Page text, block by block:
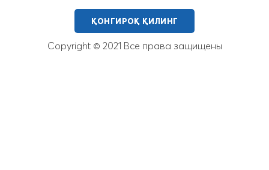
ҚОНГИРОҚ ҚИЛИНГ
Copyright © 2021 Все права защищены